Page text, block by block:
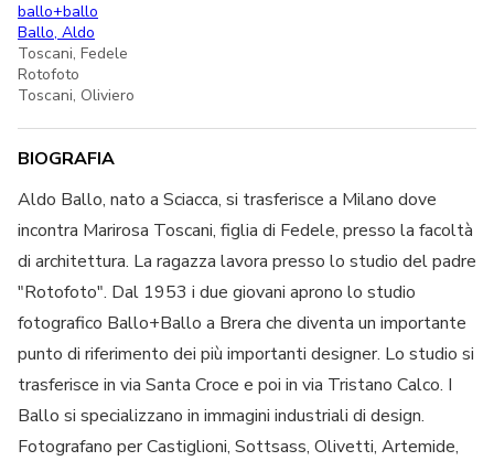
ballo+ballo
Ballo, Aldo
Toscani, Fedele
Rotofoto
Toscani, Oliviero
BIOGRAFIA
Aldo Ballo, nato a Sciacca, si trasferisce a Milano dove
incontra Marirosa Toscani, figlia di Fedele, presso la facoltà
di architettura. La ragazza lavora presso lo studio del padre
"Rotofoto". Dal 1953 i due giovani aprono lo studio
fotografico Ballo+Ballo a Brera che diventa un importante
punto di riferimento dei più importanti designer. Lo studio si
trasferisce in via Santa Croce e poi in via Tristano Calco. I
Ballo si specializzano in immagini industriali di design.
Fotografano per Castiglioni, Sottsass, Olivetti, Artemide,